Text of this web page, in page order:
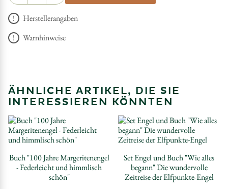
Herstellerangaben
Warnhinweise
ÄHNLICHE ARTIKEL, DIE SIE
INTERESSIEREN KÖNNTEN
Buch "100 Jahre Margeritenengel
- Federleicht und himmlisch
schön"
Set Engel und Buch "Wie alles
begann" Die wundervolle
Zeitreise der Elfpunkte-Engel